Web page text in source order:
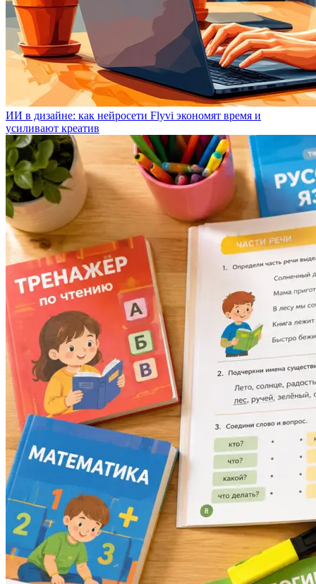
ИИ в дизайне: как нейросети Flyvi экономят время и
усиливают креатив